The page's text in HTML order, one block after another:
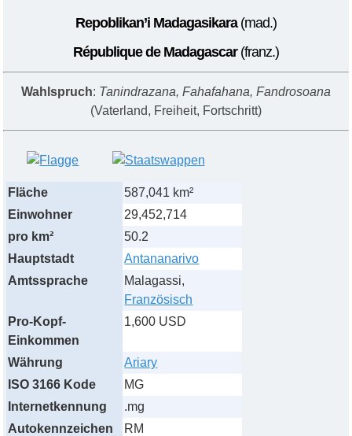
Repoblikan’i Madagasikara (mad.)
République de Madagascar (franz.)
Wahlspruch: Tanindrazana, Fahafahana, Fandrosoana
(Vaterland, Freiheit, Fortschritt)
Fläche
587,041 km²
Einwohner
29,452,714
pro km²
50.2
Hauptstadt
Antananarivo
Amtssprache
Malagassi,
Französisch
Pro-Kopf-
Einkommen
1,600 USD
Währung
Ariary
ISO 3166 Kode
MG
Internetkennung
.mg
Autokennzeichen
RM